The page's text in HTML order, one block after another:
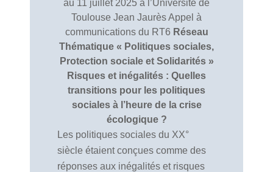
au 11 juillet 2025 à l’Université de
Toulouse Jean Jaurès Appel à
communications du RT6 Réseau
Thématique « Politiques sociales,
Protection sociale et Solidarités »
Risques et inégalités : Quelles
transitions pour les politiques
sociales à l’heure de la crise
écologique ?
Les politiques sociales du XX°
siècle étaient conçues comme des
réponses aux inégalités et risques